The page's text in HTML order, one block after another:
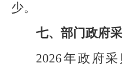
少。
七、部门政府
2026年政府